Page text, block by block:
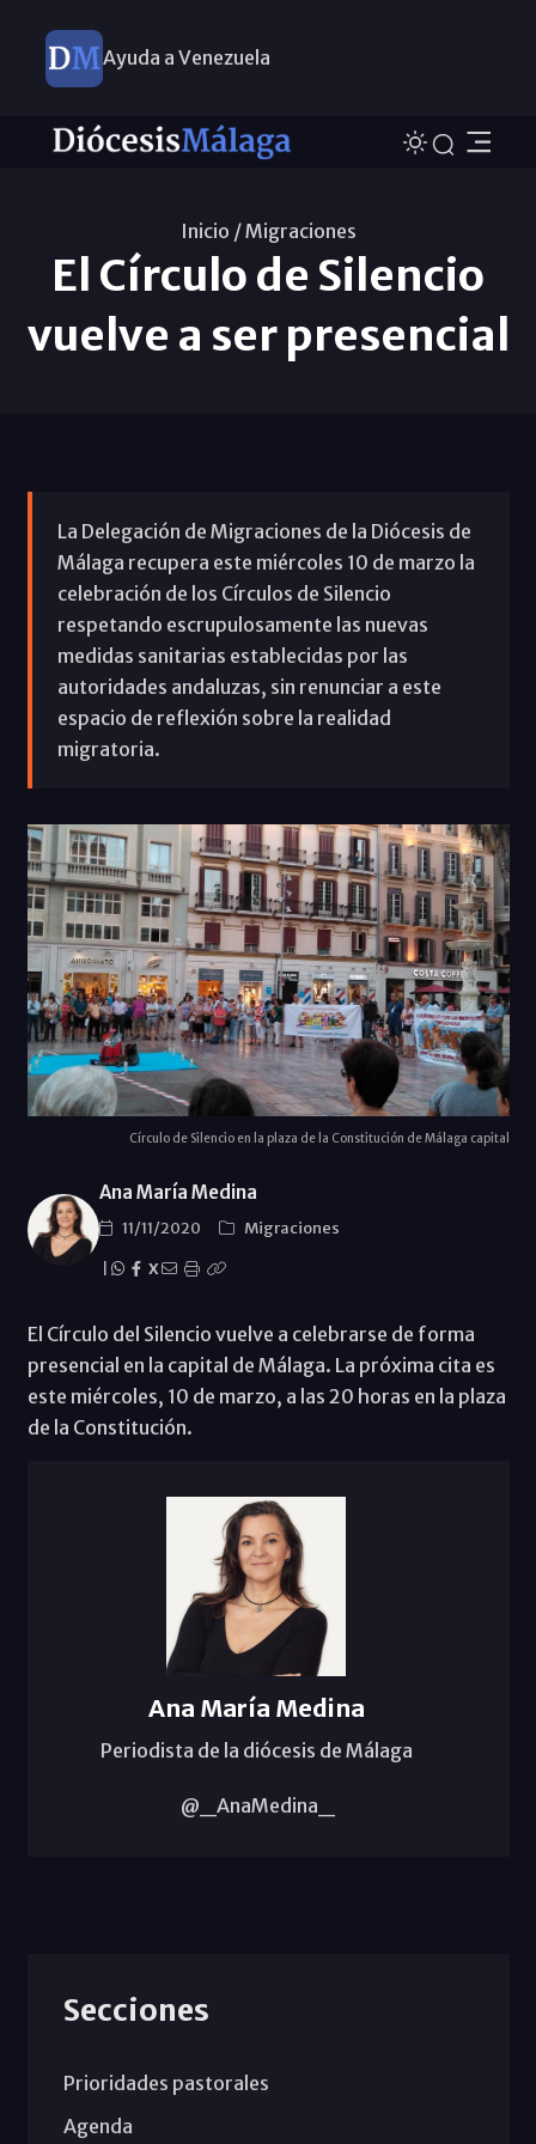
Ayuda a Venezuela
Inicio /Migraciones
El Círculo de Silencio
vuelve a ser presencial
La Delegación de Migraciones de la Diócesis de
Málaga recupera este miércoles 10 de marzo la
celebración de los Círculos de Silencio
respetando escrupulosamente las nuevas
medidas sanitarias establecidas por las
autoridades andaluzas, sin renunciar a este
espacio de reflexión sobre la realidad
migratoria.
Círculo de Silencio en la plaza de la Constitución de Málaga capital
Ana María Medina
11/11/2020
Migraciones
X
El Círculo del Silencio vuelve a celebrarse de forma
presencial en la capital de Málaga. La próxima cita es
este miércoles, 10 de marzo, a las 20 horas en la plaza
de la Constitución.
Ana María Medina
Periodista de la diócesis de Málaga
@_AnaMedina_
Secciones
Prioridades pastorales
Agenda